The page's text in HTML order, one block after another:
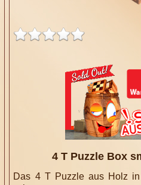
4 T Puzzle Box
Das 4 T Puzzle aus Holz